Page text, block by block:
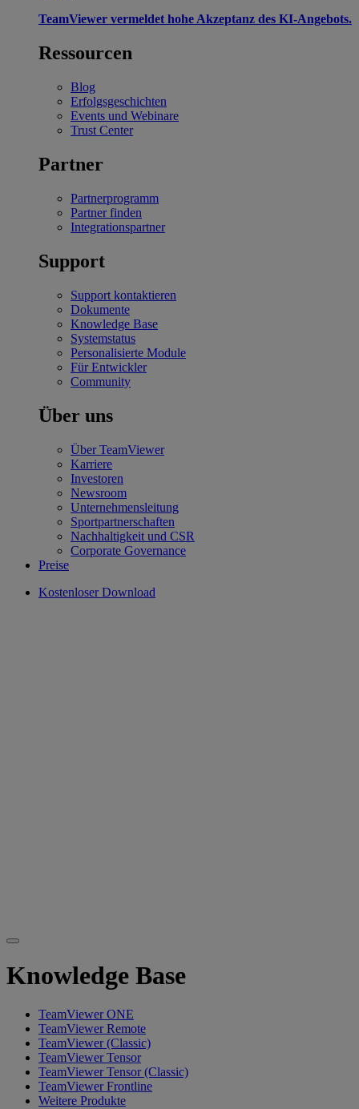
TeamViewer vermeldet hohe Akzeptanz des KI-Angebots.
Ressourcen
Blog
Erfolgsgeschichten
Events und Webinare
Trust Center
Partner
Partnerprogramm
Partner finden
Integrationspartner
Support
Support kontaktieren
Dokumente
Knowledge Base
Systemstatus
Personalisierte Module
Für Entwickler
Community
Über uns
Über TeamViewer
Karriere
Investoren
Newsroom
Unternehmensleitung
Sportpartnerschaften
Nachhaltigkeit und CSR
Corporate Governance
Preise
Kostenloser Download
Knowledge Base
TeamViewer ONE
TeamViewer Remote
TeamViewer (Classic)
TeamViewer Tensor
TeamViewer Tensor (Classic)
TeamViewer Frontline
Weitere Produkte